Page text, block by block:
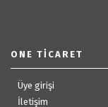
ONE TICARET
Üye girişi
İletişim